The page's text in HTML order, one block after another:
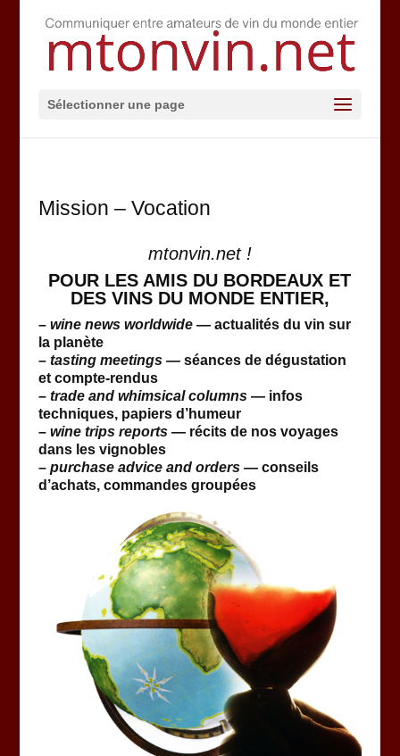
Sélectionner une page
Mission – Vocation
mtonvin.net !
POUR LES AMIS DU BORDEAUX ET
DES VINS DU MONDE ENTIER,
– wine news worldwide — actualités du vin sur
la planète
– tasting meetings — séances de dégustation
et compte-rendus
– trade and whimsical columns — infos
techniques, papiers d’humeur
– wine trips reports — récits de nos voyages
dans les vignobles
– purchase advice and orders — conseils
d’achats, commandes groupées